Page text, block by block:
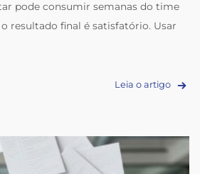
pode consumir semanas do time
resultado final é satisfatório. Usar
Leia o artigo